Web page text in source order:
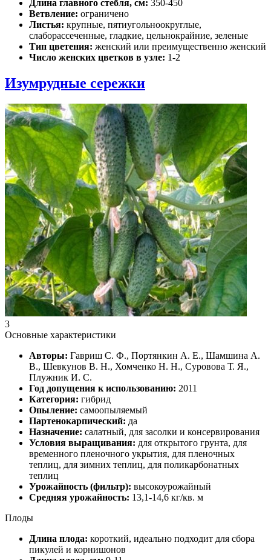
Длина главного стебля, см: 350-450
Ветвление: ограничено
Листья: крупные, пятиугольноокруглые,
слаборассеченные, гладкие, цельнокрайние, зеленые
Тип цветения: женский или преимущественно женский
Число женских цветков в узле: 1-2
Изумрудные сережки
3
Основные характеристики
Авторы: Гавриш С. Ф., Портянкин А. Е., Шамшина А.
В., Шевкунов В. Н., Хомченко Н. Н., Суровова Т. Я.,
Плужник И. С.
Год допущения к использованию: 2011
Категория: гибрид
Опыление: самоопыляемый
Партенокарпический: да
Назначение: салатный, для засолки и консервирования
Условия выращивания: для открытого грунта, для
временного пленочного укрытия, для пленочных
теплиц, для зимних теплиц, для поликарбонатных
теплиц
Урожайность (фильтр): высокоурожайный
Средняя урожайность: 13,1-14,6 кг/кв. м
Плоды
Длина плода: короткий, идеально подходит для сбора
пикулей и корнишонов